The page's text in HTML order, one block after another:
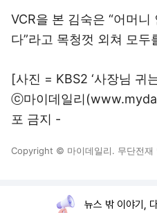
VCR을 본 김숙은 “어머니
다”라고 목청껏 외쳐 모두
[사진 = KBS2 ‘사장님 귀
ⓒ마이데일리(
포 금지 -
Copyright © 마이데일리. 무단전재
뉴스 밖 이야기,